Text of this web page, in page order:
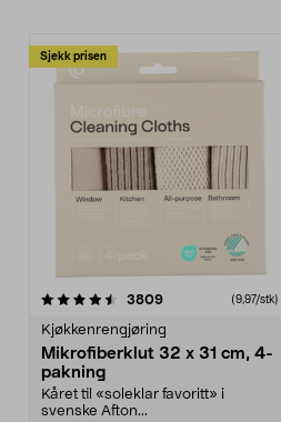
Sjekk prisen
3809anmeldelser(9,97/stk)
Kjøkkenrengjøring
Mikrofiberklut 32 x 31 cm, 4-
pakning
Kåret til «soleklar favoritt» i
svenske Afton...
4.5av 5 stjerner